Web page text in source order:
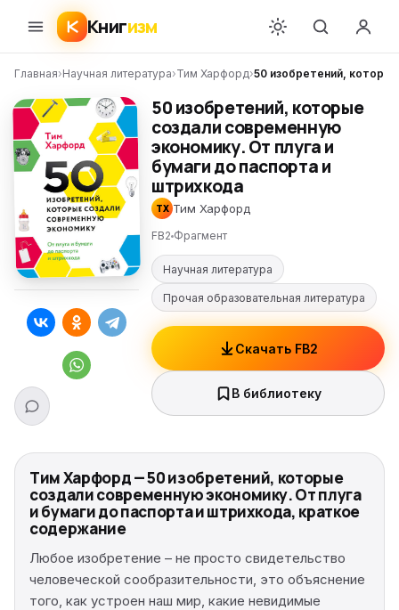
Книгизм
Главная›Научная литература›Тим Харфорд›50 изобретений,
50 изобретений, которые
создали современную
экономику. От плуга и
бумаги до паспорта и
штрихкода
ТХ Тим Харфорд
FB2 Фрагмент
Научная литература
Прочая образовательная литература
Скачать FB2
В библиотеку
Тим Харфорд — 50 изобретений, которые
создали современную экономику. От плуга
и бумаги до паспорта и штрихкода, краткое
содержание
Любое изобретение – не просто свидетельство
человеческой сообразительности, это объяснение
того, как устроен наш мир, какие невидимые